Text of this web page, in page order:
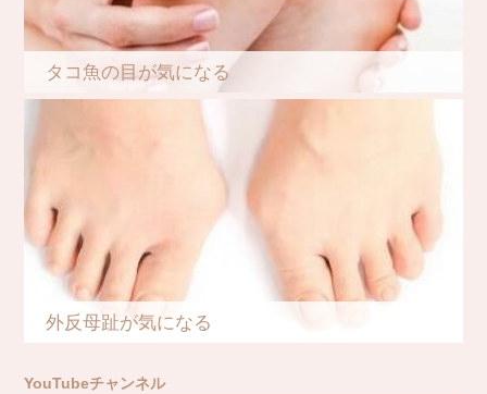
タコ魚の目が気になる
外反母趾が気になる
YouTubeチャンネル